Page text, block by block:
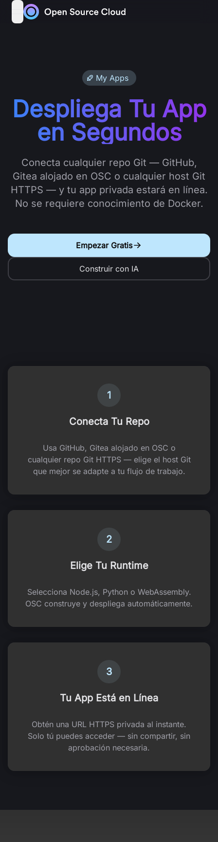
Skip to content
open navigation menu
My Apps
Despliega Tu App
en Segundos
Conecta cualquier repo Git — GitHub,
Gitea alojado en OSC o cualquier host Git
HTTPS — y tu app privada estará en línea.
No se requiere conocimiento de Docker.
Empezar Gratis
Construir con IA
1
Conecta Tu Repo
Usa GitHub, Gitea alojado en OSC o
cualquier repo Git HTTPS — elige el host Git
que mejor se adapte a tu flujo de trabajo.
2
Elige Tu Runtime
Selecciona Node.js, Python o WebAssembly.
OSC construye y despliega automáticamente.
3
Tu App Está en Línea
Obtén una URL HTTPS privada al instante.
Solo tú puedes acceder — sin compartir, sin
aprobación necesaria.